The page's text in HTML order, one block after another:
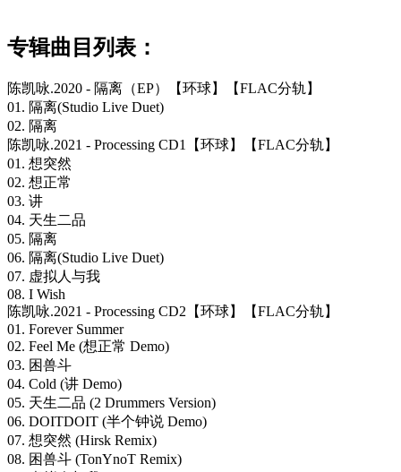
专辑曲目列表：
陈凯咏.2020 - 隔离（EP）【环球】【FLAC分轨】
01. 隔离(Studio Live Duet)
02. 隔离
陈凯咏.2021 - Processing CD1【环球】【FLAC分轨】
01. 想突然
02. 想正常
03. 讲
04. 天生二品
05. 隔离
06. 隔离(Studio Live Duet)
07. 虚拟人与我
08. I Wish
陈凯咏.2021 - Processing CD2【环球】【FLAC分轨】
01. Forever Summer
02. Feel Me (想正常 Demo)
03. 困兽斗
04. Cold (讲 Demo)
05. 天生二品 (2 Drummers Version)
06. DOITDOIT (半个钟说 Demo)
07. 想突然 (Hirsk Remix)
08. 困兽斗 (TonYnoT Remix)